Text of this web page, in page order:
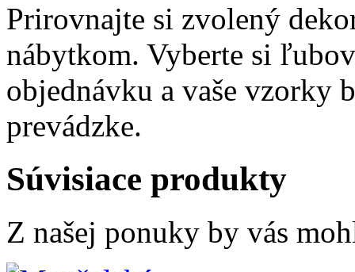
Prirovnajte si zvolený
nábytkom. Vyberte si
objednávku a vaše vzorky
prevádzke.
Súvisiace produkty
Z našej ponuky by vás